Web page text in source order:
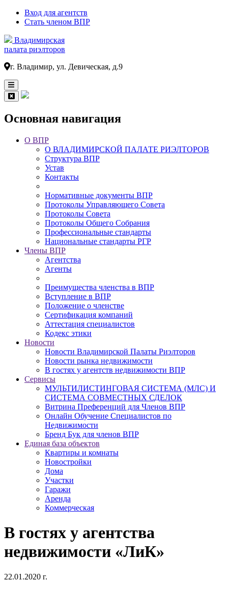
Вход для агентств
Стать членом ВПР
Владимирская
палата риэлторов
г. Владимир, ул. Девическая, д.9
Основная навигация
О ВПР
О ВЛАДИМИРСКОЙ ПАЛАТЕ РИЭЛТОРОВ
Структура ВПР
Устав
Контакты
Нормативные документы ВПР
Протоколы Управляющего Совета
Протоколы Совета
Протоколы Общего Собрания
Профессиональные стандарты
Национальные стандарты РГР
Члены ВПР
Агентства
Агенты
Преимущества членства в ВПР
Вступление в ВПР
Положение о членстве
Сертификация компаний
Аттестация специалистов
Кодекс этики
Новости
Новости Владимирской Палаты Риэлторов
Новости рынка недвижимости
В гостях у агентств недвижимости ВПР
Сервисы
МУЛЬТИЛИСТИНГОВАЯ СИСТЕМА (МЛС) И
СИСТЕМА СОВМЕСТНЫХ СДЕЛОК
Витрина Преференций для Членов ВПР
Онлайн Обучение Специалистов по
Недвижимости
Бренд Бук для членов ВПР
Единая база объектов
Квартиры и комнаты
Новостройки
Дома
Участки
Гаражи
Аренда
Коммерческая
В гостях у агентства
недвижимости «ЛиК»
22.01.2020 г.